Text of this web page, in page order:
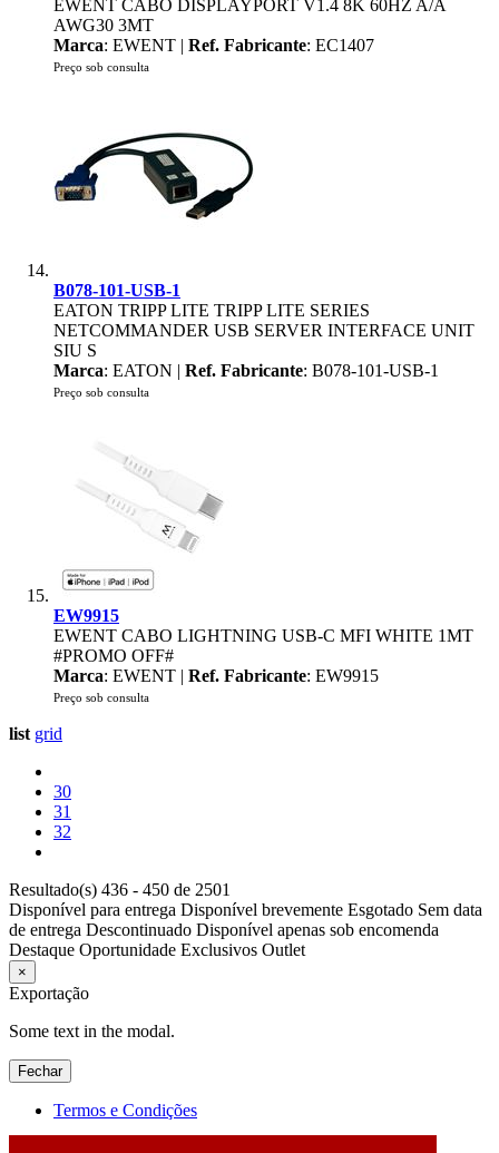
EWENT CABO DISPLAYPORT V1.4 8K 60HZ A/A
AWG30 3MT
Marca: EWENT | Ref. Fabricante: EC1407
Preço sob consulta
B078-101-USB-1
EATON TRIPP LITE TRIPP LITE SERIES
NETCOMMANDER USB SERVER INTERFACE UNIT
SIU S
Marca: EATON | Ref. Fabricante: B078-101-USB-1
Preço sob consulta
EW9915
EWENT CABO LIGHTNING USB-C MFI WHITE 1MT
#PROMO OFF#
Marca: EWENT | Ref. Fabricante: EW9915
Preço sob consulta
list grid
30
31
32
Resultado(s) 436 - 450 de 2501
Disponível para entrega Disponível brevemente Esgotado Sem data
de entrega Descontinuado Disponível apenas sob encomenda
Destaque Oportunidade Exclusivos Outlet
×
Exportação
Some text in the modal.
Fechar
Termos e Condições